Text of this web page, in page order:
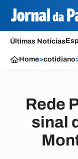
Últimas Notícias
Home>cotidiano
Rede
sinal